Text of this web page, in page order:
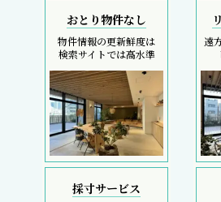
おとり物件なし
物件情報の更新鮮度は
検索サイトでは高水準
遠
採寸サービス